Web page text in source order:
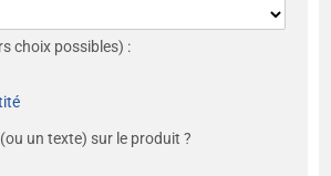
choix possibles) :
un texte) sur le produit ?